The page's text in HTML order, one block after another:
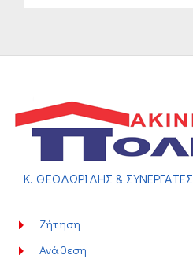
Κ. ΘΕΟΔΩΡΙΔΗΣ & ΣΥΝΕΡΓΑΤΕΣ
Ζήτηση
Ανάθεση